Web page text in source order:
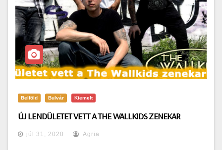
Belföld Bulvár Kiemelt
ÚJ LENDÜLETET VETT A THE WALLKIDS ZENEKAR
júl 31, 2020 Agria